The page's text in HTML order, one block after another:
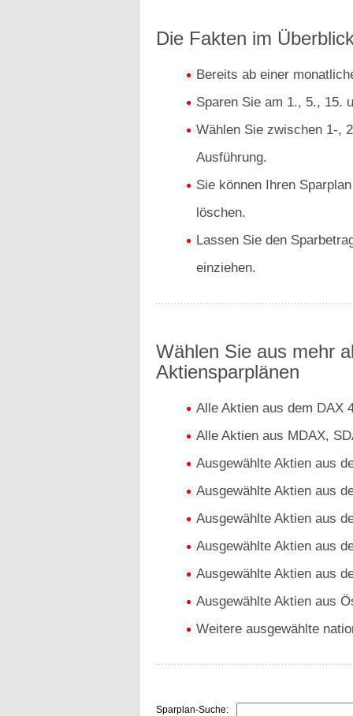
Die Fakten im
Bereits ab einer
Sparen Sie am 1., 5., 15.
Wählen Sie zwischen 1-,
Ausführung.
Sie können Ihren
löschen.
Lassen Sie den
einziehen.
Wählen Sie aus mehr
Aktiensparplänen
Alle Aktien aus dem DAX
Alle Aktien aus MDAX,
Ausgewählte Aktien aus
Ausgewählte Aktien aus
Ausgewählte Aktien aus
Ausgewählte Aktien aus
Ausgewählte Aktien aus
Ausgewählte Aktien aus
Weitere ausgewählte
Sparplan-Suche: